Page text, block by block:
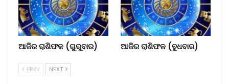
ଆଜିର ରାଶିଫଳ (ଗୁରୁବାର) ଆଜିର ରାଶିଫଳ (ବୁଧବାର)
PREV NEXT